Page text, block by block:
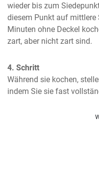
wieder bis zum
diesem Punkt auf mittlere
Minuten ohne Deckel
zart, aber nicht zart sind.
4. Schritt
Während sie kochen,
indem Sie sie fast